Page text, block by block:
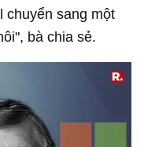
chuyển sang một
bà chia sẻ.